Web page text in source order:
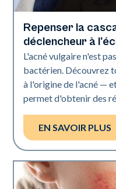
Santé de la peau
Repenser la
déclencheur à
L'acné vulgaire n'est
bactérien. Découvrez
à l'origine de l'acné —
permet d'obtenir des
EN SAVOIR PLUS